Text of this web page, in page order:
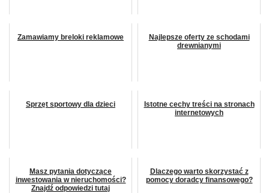
Zamawiamy breloki reklamowe
Najlepsze oferty ze schodami
drewnianymi
Sprzęt sportowy dla dzieci
Istotne cechy treści na stronach
internetowych
Masz pytania dotyczące
inwestowania w nieruchomości?
Znajdź odpowiedzi tutaj
Dlaczego warto skorzystać z
pomocy doradcy finansowego?